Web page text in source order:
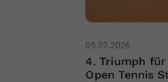
05.07.2026
4. Triumph für
Open Tennis